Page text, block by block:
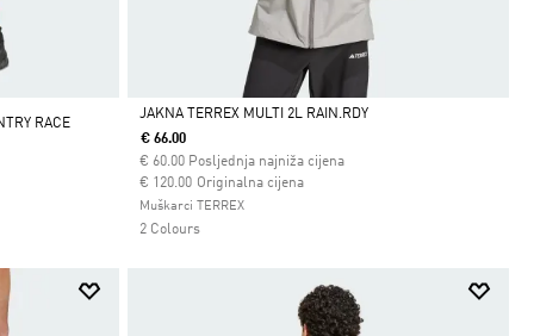
RACE
Da
JAKNA TERREX MULTI 2L RAIN.RDY
€ 66.00
€ 60.00 Posljednja najniža cijena
Originalna cijena
Cijena umanjena od
€ 120.00za
Muškarci TERREX
2 Colours